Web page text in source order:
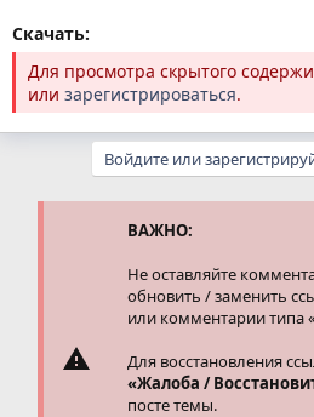
Скачать:
Для просмотра скрытого
или зарегистрироваться.
Войдите или
ВАЖНО:
Не оставляйте
обновить / заменить
или комментарии типа
Для восстановления
«Жалоба /
посте темы.